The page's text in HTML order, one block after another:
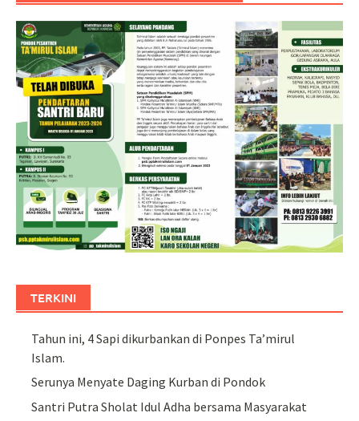
TERKINI
Tahun ini, 4 Sapi dikurbankan di Ponpes Ta’mirul
Islam.
Serunya Menyate Daging Kurban di Pondok
Santri Putra Sholat Idul Adha bersama Masyarakat